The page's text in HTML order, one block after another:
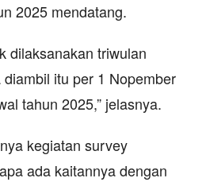
2025 mendatang.
dilaksanakan triwulan
itu per 1 Nopember
tahun 2025,” jelasnya.
kegiatan survey
ada kaitannya dengan